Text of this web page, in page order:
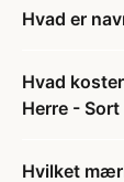
Hvad er
Hvad
Herre - Sort
Hvilket